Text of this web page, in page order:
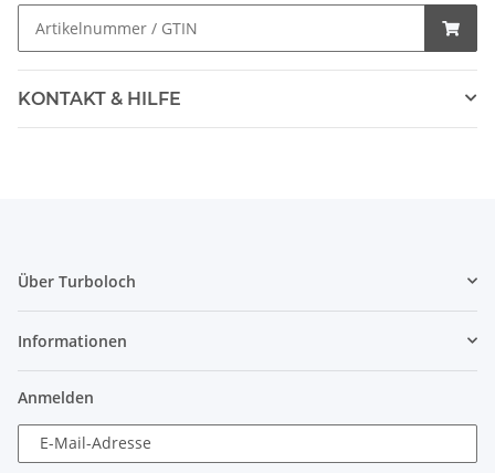
KONTAKT & HILFE
Über Turboloch
Informationen
Anmelden
E-Mail-Adresse